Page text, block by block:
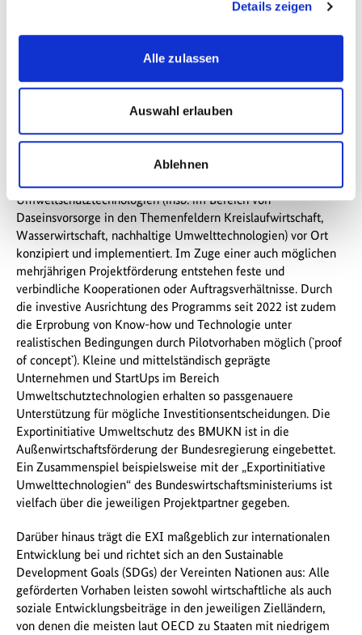
Details zeigen
Alle zulassen
Auswahl erlauben
Ablehnen
Umwelttechnologien. Nach Abschluss der Förderung können
wirtschaftliche Aktivitäten im In- und Ausland genutzt werden.
Zudem werden alle Projektergebnisse transparent auf der
Programmwebseite veröffentlicht.
Die Exportinitiative Umweltschutz des Bundesministerium für
Umwelt, Klimaschutz, Naturschutz und nukleare Sicherheit
(BMUKN) steht damit für ein etabliertes und bei Unternehmen
nachgefragtes Umweltschutzprogramm mit Wirtschaftsfokus,
das systemische und nachhaltige Lösungen für
Umweltschutztechnologien (insb. im Bereich von
Daseinsvorsorge in den Themenfeldern Kreislaufwirtschaft,
Wasserwirtschaft, nachhaltige Umwelttechnologien) vor Ort
konzipiert und implementiert. Im Zuge einer auch möglichen
mehrjährigen Projektförderung entstehen feste und
verbindliche Kooperationen oder Auftragsverhältnisse. Durch
die investive Ausrichtung des Programms seit 2022 ist zudem
die Erprobung von Know-how und Technologie unter
realistischen Bedingungen durch Pilotvorhaben möglich (`proof
of concept`). Kleine und mittelständisch geprägte
Unternehmen und StartUps im Bereich
Umweltschutztechnologien erhalten so passgenauere
Unterstützung für mögliche Investitionsentscheidungen. Die
Exportinitiative Umweltschutz des BMUKN ist in die
Außenwirtschaftsförderung der Bundesregierung eingebettet.
Ein Zusammenspiel beispielsweise mit der „Exportinitiative
Umwelttechnologien“ des Bundeswirtschaftsministeriums ist
vielfach über die jeweiligen Projektpartner gegeben.
Darüber hinaus trägt die EXI maßgeblich zur internationalen
Entwicklung bei und richtet sich an den Sustainable
Development Goals (SDGs) der Vereinten Nationen aus: Alle
geförderten Vorhaben leisten sowohl wirtschaftliche als auch
soziale Entwicklungsbeiträge in den jeweiligen Zielländern,
von denen die meisten laut OECD zu Staaten mit niedrigem